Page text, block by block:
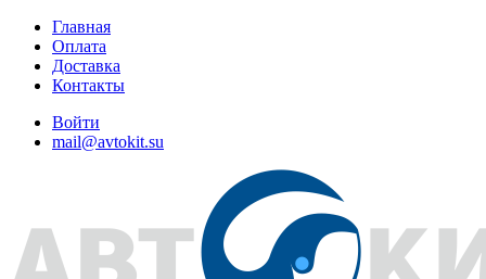
Главная
Оплата
Доставка
Контакты
Войти
mail@avtokit.su